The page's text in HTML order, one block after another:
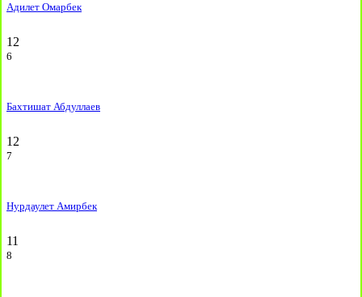
Адилет Омарбек
12
6
Бахтишат Абдуллаев
12
7
Нурдаулет Амирбек
11
8